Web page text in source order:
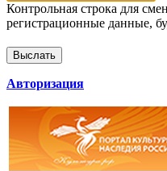
Контрольная строка для
регистрационные данные,
Авторизация